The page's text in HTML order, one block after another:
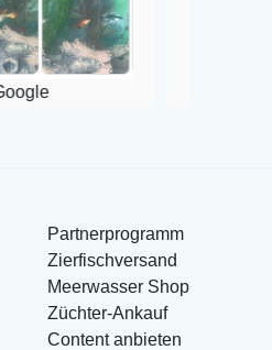
Veröffentlicht auf
Partnerprogramm
Zierfischversand
Meerwasser Shop
Züchter-Ankauf
Content anbieten